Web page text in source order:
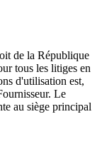
de la République
tous les litiges en
d'utilisation est,
Le
au siège principal